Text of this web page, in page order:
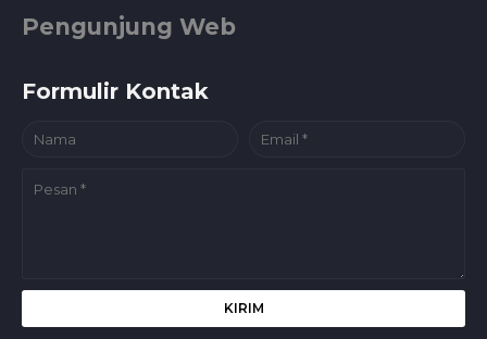
Pengunjung Web
Formulir Kontak